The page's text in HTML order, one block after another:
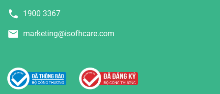
1900 3367
marketing@isofhcare.com